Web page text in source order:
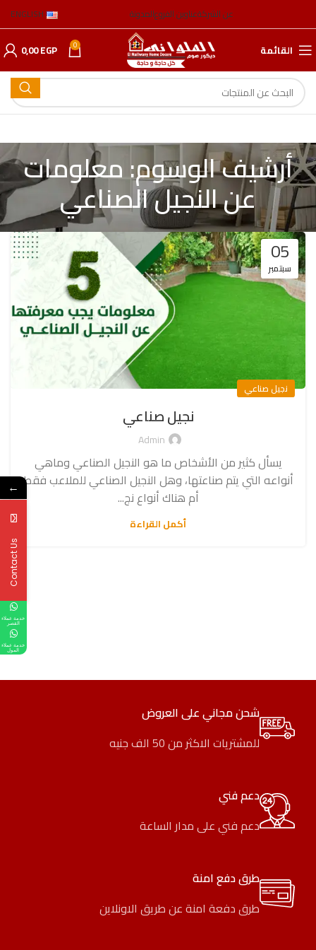
عن الشركةعناوين الفروعالمدونة ENGLISH
القائمة 0
0,00EGP
أرشيف الوسوم: معلومات
عن النجيل الصناعي
05
سبتمبر
نجيل صناعي
نجيل صناعي
Admin
يسأل كثير من الأشخاص ما هو النجيل الصناعي وماهي
أنواعه التي يتم صناعتها، وهل النجيل الصناعي للملاعب فقط
أم هناك أنواع نج...
أكمل القراءة
شحن مجاني على العروض
للمشتريات الاكثر من 50 الف جنيه
دعم فني
دعم فني على مدار الساعة
طرق دفع امنة
طرق دفعة امنة عن طريق الاونلاين
←
Contact Us
خدمة عملاء
القصر
خدمة عملاء
المول